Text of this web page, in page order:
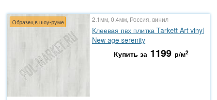
Образец в шоу-руме 2.1мм, 0.4мм, Россия, винил
Клеевая пвх плитка Tarkett Art vinyl
New age serenity
Купить за 1199 р/м2